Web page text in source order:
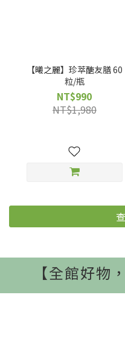
【曦之麗】珍萃醣友膳 60
粒/瓶
NT$990
NT$1,980
【全館好物